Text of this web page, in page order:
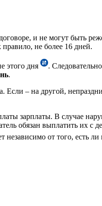
и не могут быть
правило, не более 16 дней.
этого дня
.
.
Если – на другой,
зарплаты. В случае
обязан выплатить их с
независимо от того, есть